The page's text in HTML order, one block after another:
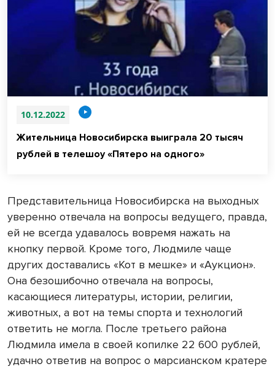
10.12.2022
Жительница Новосибирска выиграла 20 тысяч
рублей в телешоу «Пятеро на одного»
Представительница Новосибирска на выходных
уверенно отвечала на вопросы ведущего, правда,
ей не всегда удавалось вовремя нажать на
кнопку первой. Кроме того, Людмиле чаще
других доставались «Кот в мешке» и «Аукцион».
Она безошибочно отвечала на вопросы,
касающиеся литературы, истории, религии,
животных, а вот на темы спорта и технологий
ответить не могла. После третьего района
Людмила имела в своей копилке 22 600 рублей,
удачно ответив на вопрос о марсианском кратере